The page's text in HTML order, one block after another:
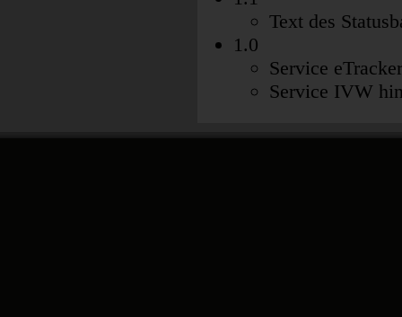
Text des
1.0
Service
Service IVW